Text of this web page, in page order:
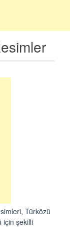
Türközü
için şekilli